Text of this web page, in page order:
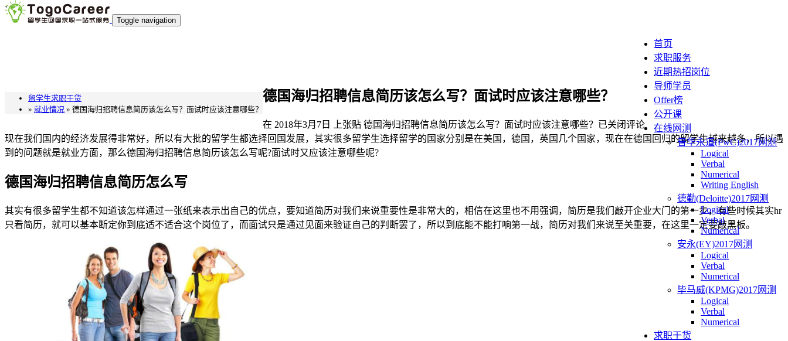
`
Toggle navigation
首页
求职服务
近期热招岗位
导师学员
Offer榜
公开课
在线网测
普华永道(PwC)2017网测
Logical
Verbal
Numerical
Writing English
德勤(Deloitte)2017网测
Logical
Verbal
Numerical
安永(EY)2017网测
Logical
Verbal
Numerical
毕马威(KPMG)2017网测
Logical
Verbal
Numerical
求职干货
留学生求职干货
» 就业情况 » 德国海归招聘信息简历该怎么写？面试时应该注意哪些？
德国海归招聘信息简历该怎么写？面试时应该注意哪些？
在 2018年3月7日 上张贴 德国海归招聘信息简历该怎么写？面试时应该注意哪些？ 已关闭评论
现在我们国内的经济发展得非常好，所以有大批的留学生都选择回国发展，其实很多留学生选择留学的国家分别是在美国，德国，英国几个国家，现在在德国回归的留学生越来越多，所以遇
到的问题就是就业方面，那么德国海归招聘信息简历该怎么写呢?面试时又应该注意哪些呢?
德国海归招聘信息简历怎么写
其实有很多留学生都不知道该怎样通过一张纸来表示出自己的优点，要知道简历对我们来说重要性是非常大的，相信在这里也不用强调，简历是我们敲开企业大门的第一步，有些时候其实hr
只看简历，就可以基本断定你到底适不适合这个岗位了，而面试只是通过见面来验证自己的判断罢了，所以到底能不能打响第一战，简历对我们来说至关重要，在这里一定要敲黑板。